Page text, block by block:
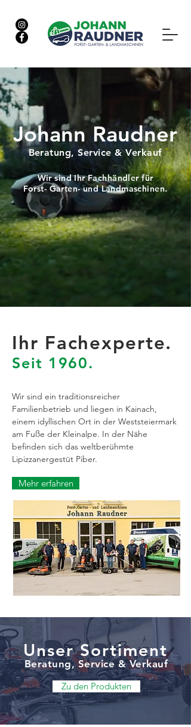
Hemmerberg 4a, 8573 Kainach
03148 2750
office@raudner.eu
Johann Raudner
Beratung, Service & Verkauf
Wir sind Ihr Fachhändler für
Forst- Garten- und Landmaschinen.
Ihr Fachexperte.
Seit 1960.
Wir sind ein traditionsreicher
Familienbetrieb und liegen in Kainach,
einem idyllischen Ort in der Weststeiermark
am Fuße der Kleinalpe. In der Nähe
befinden sich das weltberühmte
Lipizzanergestüt Piber.
Mehr erfahren
Unser Sortiment
Beratung, Service & Verkauf
Zu den Produkten